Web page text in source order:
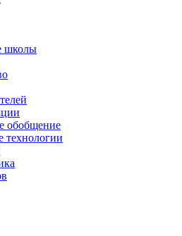
школы
обобщение
технологии